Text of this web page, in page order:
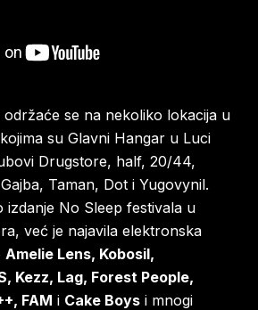
održaće se na nekoliko lokacija u
su Glavni Hangar u Luci
Drugstore, half, 20/44,
Taman, Dot i Yugovynil.
izdanje No Sleep festivala u
već je najavila elektronska
Amelie Lens, Kobosil,
Kezz, Lag, Forest People,
FAM i Cake Boysi mnogi